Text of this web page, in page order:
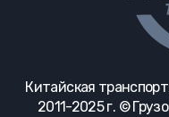
Китайская
2011-2025 г. ©